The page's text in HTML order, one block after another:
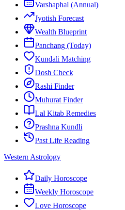
Varshaphal (Annual)
Jyotish Forecast
Wealth Blueprint
Panchang (Today)
Kundali Matching
Dosh Check
Rashi Finder
Muhurat Finder
Lal Kitab Remedies
Prashna Kundli
Past Life Reading
Western Astrology
Daily Horoscope
Weekly Horoscope
Love Horoscope